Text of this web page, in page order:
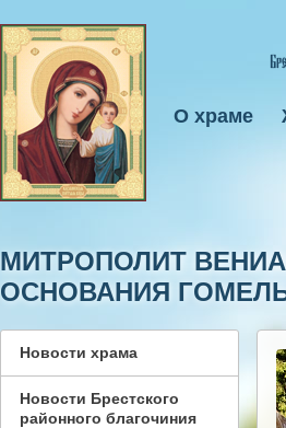
О храме
МИТРОПОЛИТ
ОСНОВАНИЯ
Новости храма
Новости Брестского
районного благочиния